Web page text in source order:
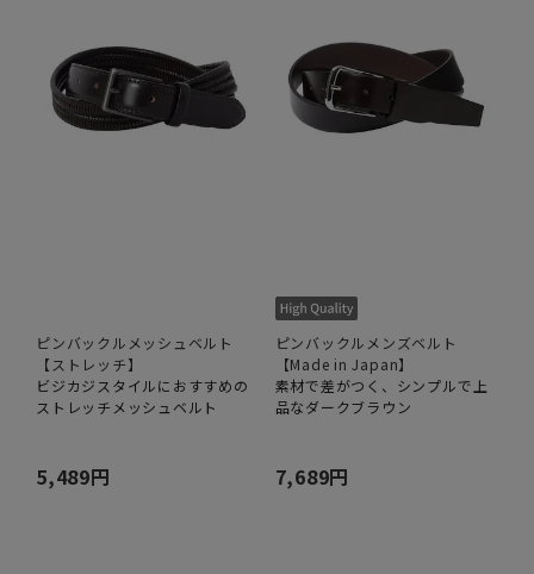
ピンバックルメッシュベルト
【ストレッチ】
ビジカジスタイルにおすすめの
ストレッチメッシュベルト
5,489円
ピンバックルメンズベルト
【Made in Japan】
素材で差がつく、シンプルで上
品なダークブラウン
7,689円